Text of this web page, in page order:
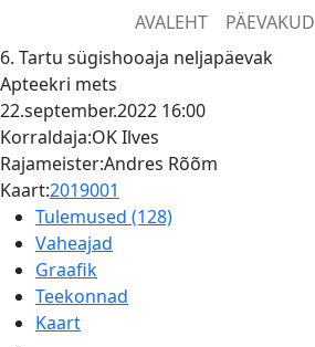
AVALEHT PÄEVAKUD
6. Tartu sügishooaja neljapäevak
Apteekri mets
22.september.2022 16:00
Korraldaja:OK Ilves
Rajameister:Andres Rõõm
Kaart:2019001
Tulemused (128)
Vaheajad
Graafik
Teekonnad
Kaart